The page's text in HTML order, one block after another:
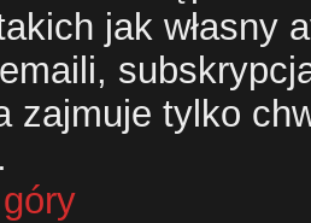
jak własny
zajmuje tylko